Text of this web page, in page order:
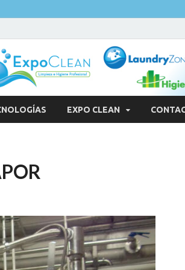
EXPO CLEAN